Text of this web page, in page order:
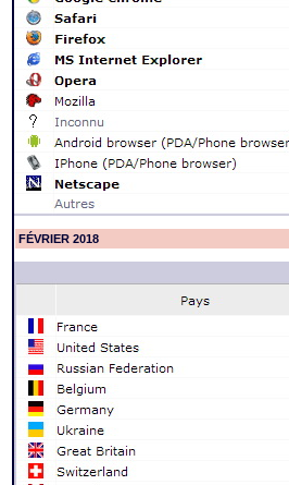
FÉVRIER 2018